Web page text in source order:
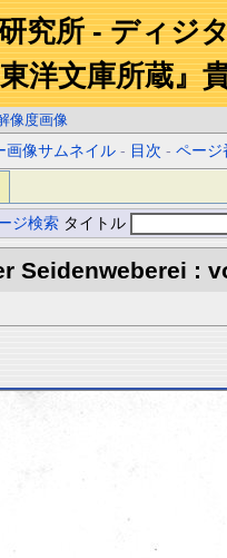
究所 - ディジ
洋文庫所蔵』
像度画像
画像サムネイル - 目次 -ページ
ジ検索 タイトル
Seidenweberei :